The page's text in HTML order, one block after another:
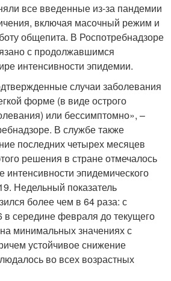
все введенные из-за пандемии
включая масочный режим и
общепита. В Роспотребнадзоре
с продолжавшимся
интенсивности эпидемии.
случаи заболевания
форме (в виде острого
или бессимптомно», –
В службе также
последних четырех месяцев
решения в стране отмечалось
интенсивности эпидемического
Недельный показатель
более чем в 64 раза: с
в середине февраля до текущего
минимальных значениях с
устойчивое снижение
во всех возрастных